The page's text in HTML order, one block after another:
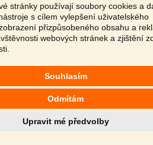
stránky používají soubory cookies a
s cílem vylepšení uživatelského
přizpůsobeného obsahu a
webových stránek a zjištění
Souhlasím
Odmítám
Upravit mé předvolby
výrazy
,Polsko ,Rakousko